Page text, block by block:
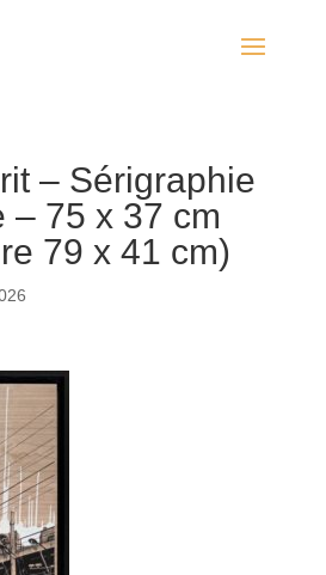
– Sérigraphie
– 75 x 37 cm
79 x 41 cm)